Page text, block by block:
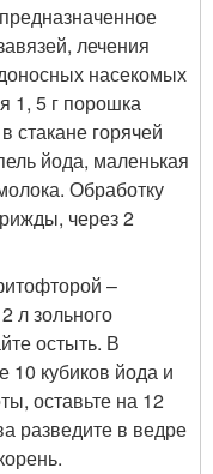
лечения
насекомых
1, 5 г порошка
стакане горячей
йода, маленькая
Обработку
через 2
–
л зольного
остыть. В
10 кубиков йода и
оставьте на 12
разведите в ведре